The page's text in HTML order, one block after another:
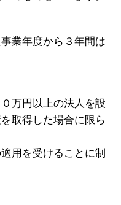
業年度から３年間は
万円以上の法人を設
取得した場合に限ら
用を受けることに制